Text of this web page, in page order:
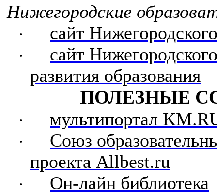
Нижегородские
· сайт
·
сайт
развития образования
ПОЛЕЗНЫЕ
· мультипортал
·
Союз
проекта Allbest.ru
· Он-лайн библиотека